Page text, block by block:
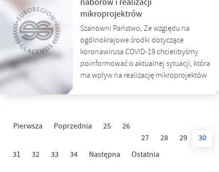
naborów i realizacji
mikroprojektrów
Szanowni Państwo, Ze względu na
ogólnokrajowe środki dotyczące
koronawirusa COVID-19 chcielibyśmy
poinformować o aktualnej sytuacji, która
ma wpływ na realizację mikroprojektów
Pierwsza Poprzednia 25
26
27
28 29
30
31
32 33 34 Następna Ostatnia